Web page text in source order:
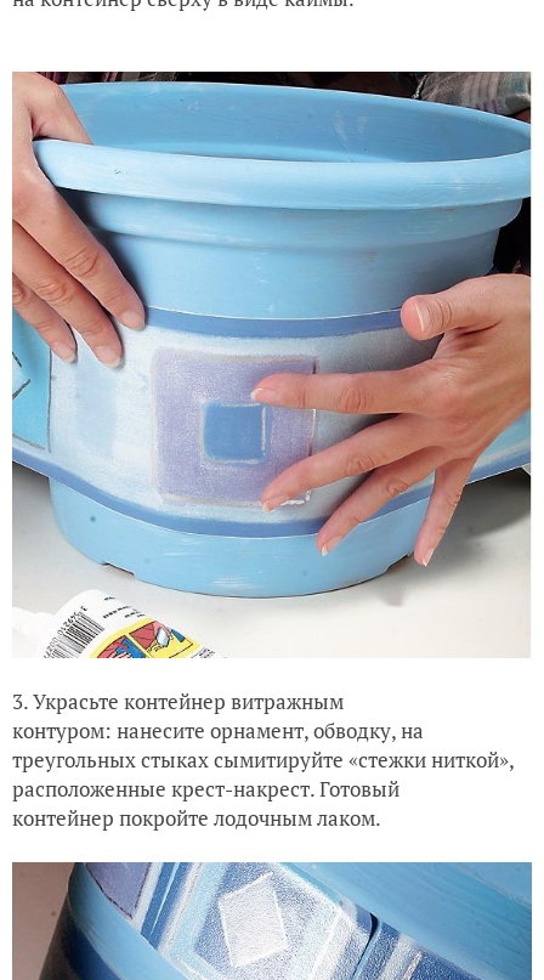
3. Украсьте контейнер витражным
контуром: нанесите орнамент, обводку, на
треугольных стыках сымитируйте «стежки ниткой»,
расположенные крест-накрест. Готовый
контейнер покройте лодочным лаком.